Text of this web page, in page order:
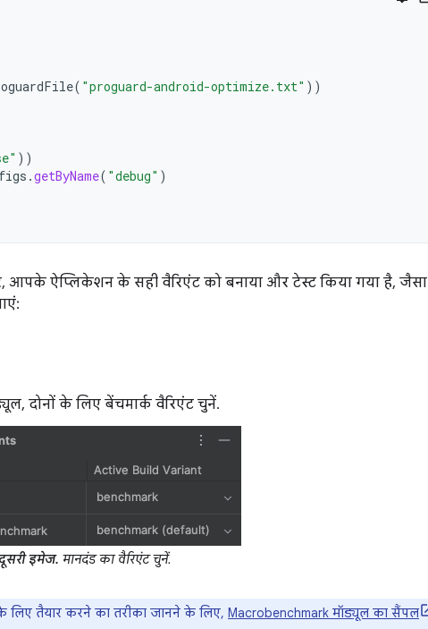
( "proguard-android-optimize.txt" ))
))
.getByName( "debug" )
ऐप्लिकेशन के सही वैरिएंट को बनाया और टेस्ट किया गया है, जैसा
दोनों के लिए बेंचमार्क वैरिएंट चुनें.
इमेज. मानदंड का वैरिएंट चुनें.
लिए तैयार करने का तरीका जानने के लिए, Macrobenchmark मॉड्यूल का सैंपल